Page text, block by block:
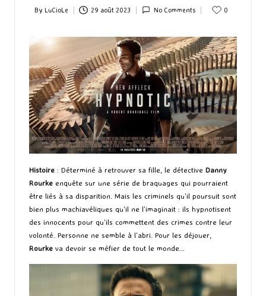
Posted
By LuCioLe 29 août 2023 No Comments 0
Histoire : Déterminé à retrouver sa fille, le détective Danny
Rourke enquête sur une série de braquages qui pourraient
être liés à sa disparition. Mais les criminels qu’il poursuit sont
bien plus machiavéliques qu’il ne l’imaginait : ils hypnotisent
des innocents pour qu’ils commettent des crimes contre leur
volonté. Personne ne semble à l’abri. Pour les déjouer,
Rourke va devoir se méfier de tout le monde…